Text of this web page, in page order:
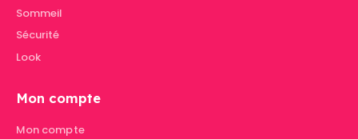
Sommeil
Sécurité
Look
Mon compte
Mon compte